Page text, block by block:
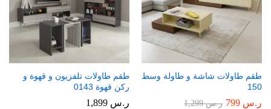
طقم طاولات شاشة و طاولة وسط
150
ر.س ر.س1,299
طقم طاولات تلفزيون و قهوة و
ركن قهوة 0143
ر.س